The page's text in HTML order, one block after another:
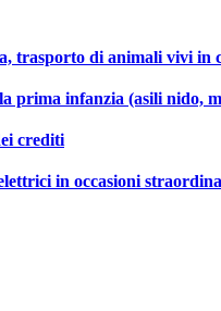
trasporto di animali vivi
prima infanzia (asili nido,
crediti
in occasioni